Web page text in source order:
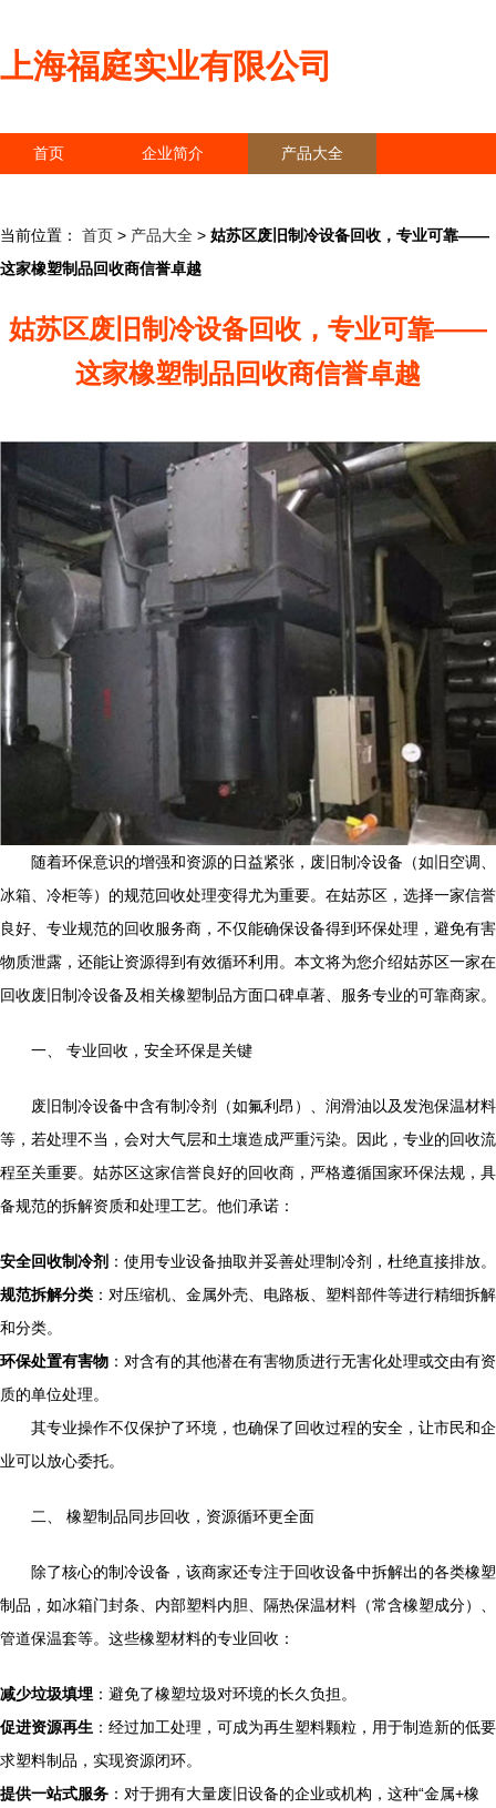
上海福庭实业有限公司
首页 企业简介 产品大全
当前位置： 首页 > 产品大全 > 姑苏区废旧制冷设备回收，专业可靠——
这家橡塑制品回收商信誉卓越
姑苏区废旧制冷设备回收，专业可靠——
这家橡塑制品回收商信誉卓越
随着环保意识的增强和资源的日益紧张，废旧制冷设备（如旧空调、
冰箱、冷柜等）的规范回收处理变得尤为重要。在姑苏区，选择一家信誉
良好、专业规范的回收服务商，不仅能确保设备得到环保处理，避免有害
物质泄露，还能让资源得到有效循环利用。本文将为您介绍姑苏区一家在
回收废旧制冷设备及相关橡塑制品方面口碑卓著、服务专业的可靠商家。
一、 专业回收，安全环保是关键
废旧制冷设备中含有制冷剂（如氟利昂）、润滑油以及发泡保温材料
等，若处理不当，会对大气层和土壤造成严重污染。因此，专业的回收流
程至关重要。姑苏区这家信誉良好的回收商，严格遵循国家环保法规，具
备规范的拆解资质和处理工艺。他们承诺：
安全回收制冷剂 ：使用专业设备抽取并妥善处理制冷剂，杜绝直接排放。
规范拆解分类 ：对压缩机、金属外壳、电路板、塑料部件等进行精细拆解
和分类。
环保处置有害物 ：对含有的其他潜在有害物质进行无害化处理或交由有资
质的单位处理。
其专业操作不仅保护了环境，也确保了回收过程的安全，让市民和企
业可以放心委托。
二、 橡塑制品同步回收，资源循环更全面
除了核心的制冷设备，该商家还专注于回收设备中拆解出的各类橡塑
制品，如冰箱门封条、内部塑料内胆、隔热保温材料（常含橡塑成分）、
管道保温套等。这些橡塑材料的专业回收：
减少垃圾填埋 ：避免了橡塑垃圾对环境的长久负担。
促进资源再生 ：经过加工处理，可成为再生塑料颗粒，用于制造新的低要
求塑料制品，实现资源闭环。
提供一站式服务 ：对于拥有大量废旧设备的企业或机构，这种“金属+橡